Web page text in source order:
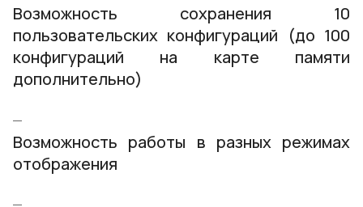
Возможность сохранения 10
пользовательских конфигураций (до 100
конфигураций на карте памяти
дополнительно)
Возможность работы в разных режимах
отображения